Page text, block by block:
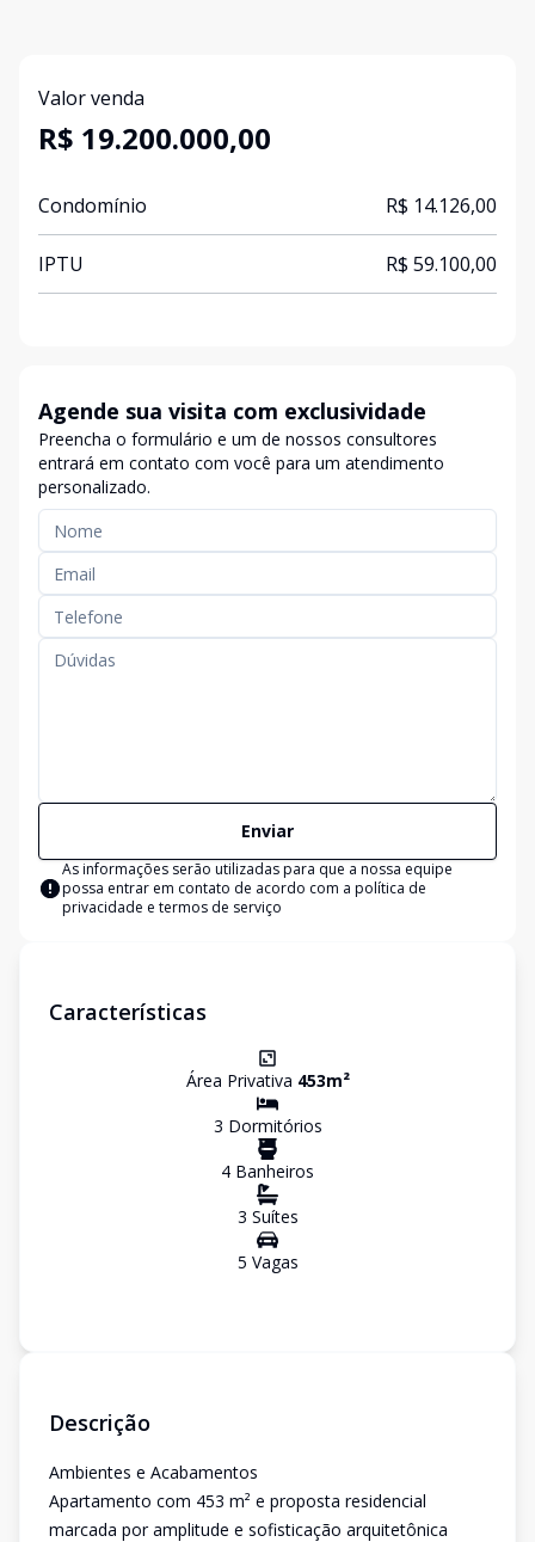
Valor venda
R$ 19.200.000,00
Condomínio R$ 14.126,00
IPTU R$ 59.100,00
Agende sua visita com exclusividade
Preencha o formulário e um de nossos consultores
entrará em contato com você para um atendimento
personalizado.
Enviar
As informações serão utilizadas para que a nossa equipe
possa entrar em contato de acordo com a política de
privacidade e termos de serviço
Características
Área Privativa 453m²
3 Dormitórios
4 Banheiros
3 Suítes
5 Vagas
Descrição
Ambientes e Acabamentos
Apartamento com 453 m² e proposta residencial
marcada por amplitude e sofisticação arquitetônica